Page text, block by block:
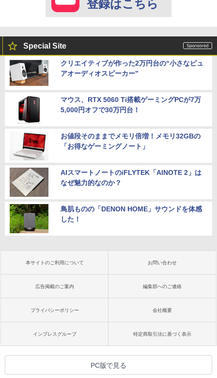
登録はこちら
Special Site
クリエイティブが作った2万円台の“小さなピュ
アオーディオスピーカー”
マウス、RTX 5060 Ti搭載ゲーミングPCが7万
5,000円オフで30万円台！
お値段そのままでメモリ倍増！メモリ32GBの
「お得なゲーミングノート」
AIスマートノートのiFLYTEK「AINOTE 2」は
なぜ魅力的なのか？
鳥肌ものの「DENON HOME」サウンドを体感
した！
本サイトのご利用について お問い合わせ
広告掲載のご案内 編集部へのご連絡
プライバシーポリシー 会社概要
インプレスグループ 特定商取引法に基づく表示
PC版で見る